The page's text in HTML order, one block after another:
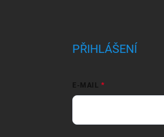
PŘIHLÁŠENÍ
E-MAIL